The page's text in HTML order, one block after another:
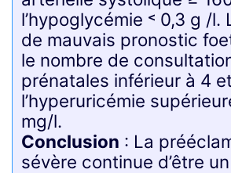
l’hypoglycémie ˂ 0,3 g /
de mauvais pronostic
le nombre de
prénatales inférieur à 4 et
l’hyperuricémie
mg/l.
Conclusion : La
sévère continue d’être